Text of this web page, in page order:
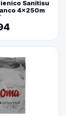
Sanitisu
4x250m